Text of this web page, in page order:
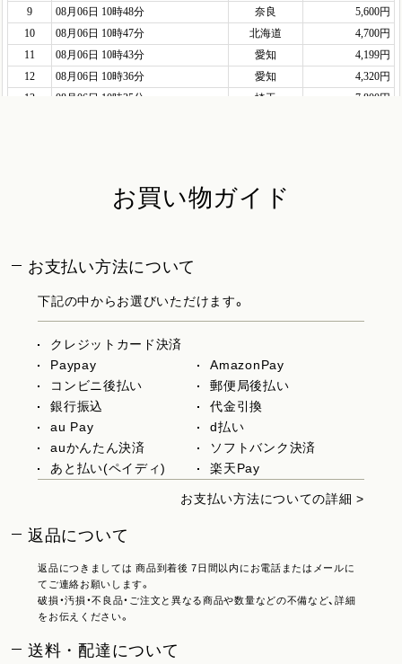
お買い物ガイド
お支払い方法について
下記の中からお選びいただけます。
クレジットカード決済
Paypay
AmazonPay
コンビニ後払い
郵便局後払い
銀行振込
代金引換
au Pay
d払い
auかんたん決済
ソフトバンク決済
あと払い(ペイディ)
楽天Pay
お支払い方法についての詳細 >
返品について
返品につきましては 商品到着後 7日間以内にお電話またはメールに
てご連絡お願いします。
破損・汚損・不良品・ご注文と異なる商品や数量などの不備など、詳細
をお伝えください。
送料・配達について